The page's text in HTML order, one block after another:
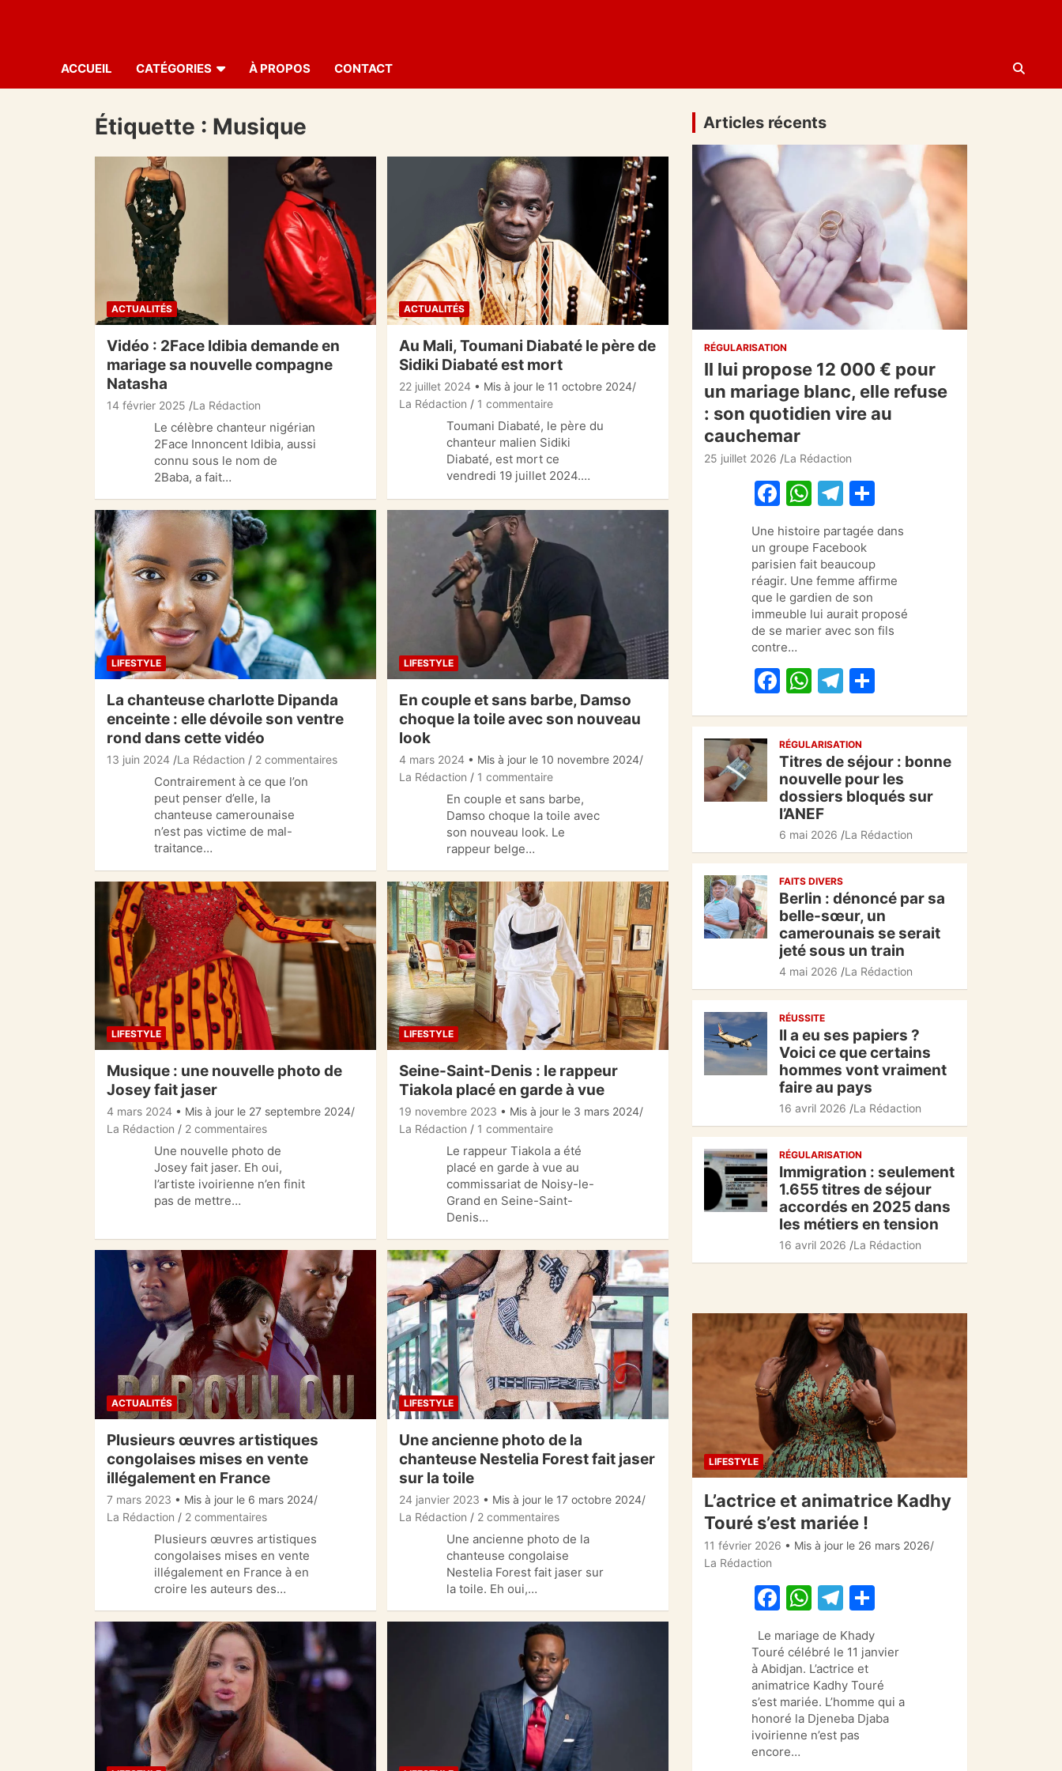
ACCUEIL CATÉGORIES À PROPOS CONTACT
Étiquette : Musique
ACTUALITÉS
Vidéo : 2Face Idibia demande en
mariage sa nouvelle compagne
Natasha
14 février 2025 La Rédaction
Le célèbre chanteur nigérian
2Face Innoncent Idibia, aussi
connu sous le nom de
2Baba, a fait…
ACTUALITÉS
Au Mali, Toumani Diabaté le père de
Sidiki Diabaté est mort
22 juillet 2024 • Mis à jour le 11 octobre 2024
La Rédaction
1 commentaire
Toumani Diabaté, le père du
chanteur malien Sidiki
Diabaté, est mort ce
vendredi 19 juillet 2024.…
LIFESTYLE
La chanteuse charlotte Dipanda
enceinte : elle dévoile son ventre
rond dans cette vidéo
13 juin 2024 La Rédaction 2 commentaires
Contrairement à ce que l’on
peut penser d’elle, la
chanteuse camerounaise
n’est pas victime de mal-
traitance…
LIFESTYLE
En couple et sans barbe, Damso
choque la toile avec son nouveau
look
4 mars 2024 • Mis à jour le 10 novembre 2024
La Rédaction
1 commentaire
En couple et sans barbe,
Damso choque la toile avec
son nouveau look. Le
rappeur belge…
LIFESTYLE
Musique : une nouvelle photo de
Josey fait jaser
4 mars 2024 • Mis à jour le 27 septembre 2024
La Rédaction
2 commentaires
Une nouvelle photo de
Josey fait jaser. Eh oui,
l’artiste ivoirienne n’en finit
pas de mettre…
LIFESTYLE
Seine-Saint-Denis : le rappeur
Tiakola placé en garde à vue
19 novembre 2023 • Mis à jour le 3 mars 2024
La Rédaction
1 commentaire
Le rappeur Tiakola a été
placé en garde à vue au
commissariat de Noisy-le-
Grand en Seine-Saint-
Denis…
ACTUALITÉS
Plusieurs œuvres artistiques
congolaises mises en vente
illégalement en France
7 mars 2023 • Mis à jour le 6 mars 2024
La Rédaction
2 commentaires
Plusieurs œuvres artistiques
congolaises mises en vente
illégalement en France à en
croire les auteurs des…
LIFESTYLE
Une ancienne photo de la
chanteuse Nestelia Forest fait jaser
sur la toile
24 janvier 2023 • Mis à jour le 17 octobre 2024
La Rédaction
2 commentaires
Une ancienne photo de la
chanteuse congolaise
Nestelia Forest fait jaser sur
la toile. Eh oui,…
Articles récents
RÉGULARISATION
Il lui propose 12 000 € pour
un mariage blanc, elle refuse
: son quotidien vire au
cauchemar
25 juillet 2026 La Rédaction
F
c
e
b
o
o
k
W
at
s
A
p
p
T
el
e
gr
a
m
ta
g
er
Une histoire partagée dans
un groupe Facebook
parisien fait beaucoup
réagir. Une femme affirme
que le gardien de son
immeuble lui aurait proposé
de se marier avec son fils
contre…
F
c
e
b
o
o
k
W
s
A
p
p
T
gr
a
m
g
er
RÉGULARISATION
Titres de séjour : bonne
nouvelle pour les
dossiers bloqués sur
l’ANEF
6 mai 2026 La Rédaction
FAITS DIVERS
Berlin : dénoncé par sa
belle-sœur, un
camerounais se serait
jeté sous un train
4 mai 2026 La Rédaction
RÉUSSITE
Il a eu ses papiers ?
Voici ce que certains
hommes vont vraiment
faire au pays
16 avril 2026 La Rédaction
RÉGULARISATION
Immigration : seulement
1.655 titres de séjour
accordés en 2025 dans
les métiers en tension
16 avril 2026 La Rédaction
LIFESTYLE
L’actrice et animatrice Kadhy
Touré s’est mariée !
11 février 2026 • Mis à jour le 26 mars 2026
La Rédaction
F
c
e
b
o
o
W
at
s
A
p
p
T
el
e
gr
a
m
ta
g
er
Le mariage de Khady
Touré célébré le 11 janvier
à Abidjan. L’actrice et
animatrice Kadhy Touré
s’est mariée. L’homme qui a
honoré la Djeneba Djaba
ivoirienne n’est pas
encore…